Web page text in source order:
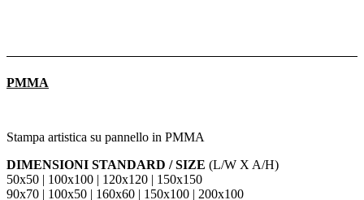
PMMA
Stampa artistica su pannello in PMMA
DIMENSIONI STANDARD / SIZE (L/W X A/H)
50x50 | 100x100 | 120x120 | 150x150
90x70 | 100x50 | 160x60 | 150x100 | 200x100